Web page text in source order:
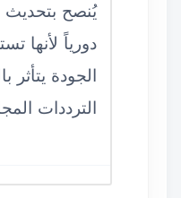
يُنصح بتحديث
دورياً لأنها
الجودة يتأثر
الترددات